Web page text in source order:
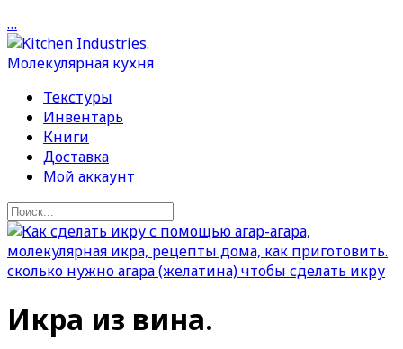
…
Текстуры
Инвентарь
Книги
Доставка
Мой аккаунт
Икра из вина.